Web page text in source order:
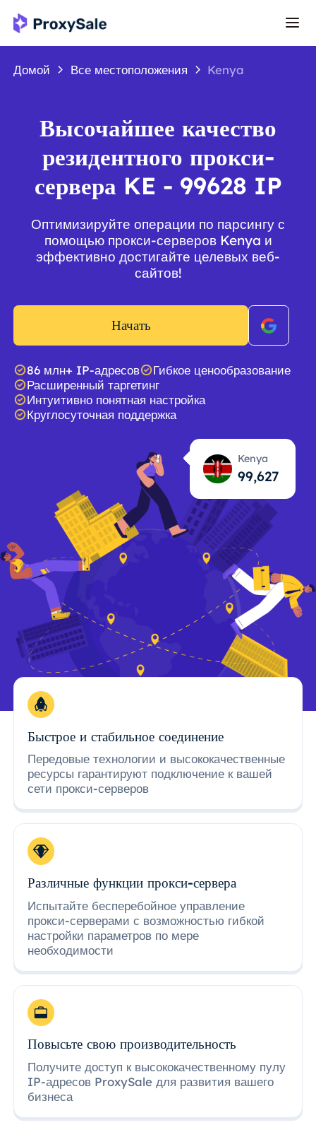
Домой Все местоположения Kenya
Высочайшее качество
резидентного прокси-
сервера KE - 99628 IP
Оптимизируйте операции по парсингу с
помощью прокси-серверов Kenya и
эффективно достигайте целевых веб-
сайтов!
Начать
86 млн+ IP-адресов
Гибкое ценообразование
Расширенный таргетинг
Интуитивно понятная настройка
Круглосуточная поддержка
Kenya
99,628
Быстрое и стабильное соединение
Передовые технологии и высококачественные
ресурсы гарантируют подключение к вашей
сети прокси-серверов
Различные функции прокси-сервера
Испытайте бесперебойное управление
прокси-серверами с возможностью гибкой
настройки параметров по мере
необходимости
Повысьте свою производительность
Получите доступ к высококачественному пулу
IP-адресов ProxySale для развития вашего
бизнеса